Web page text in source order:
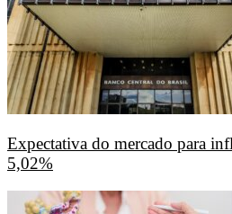
Expectativa do mercado para
5,02%